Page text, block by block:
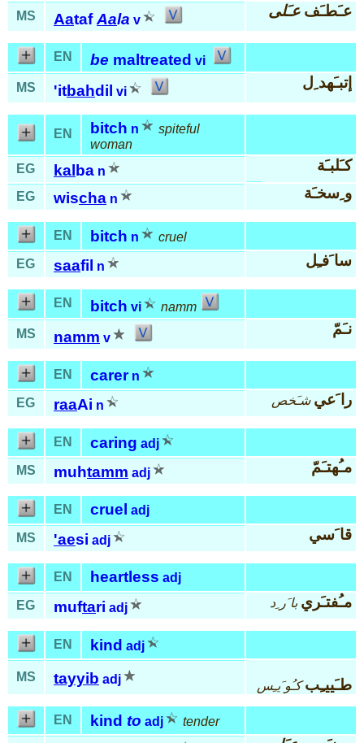
MS
AatafAala v
عـَطـَفعـَلى
EN be maltreated vi
MS
'itbahdil vi
إتبـَهد ِل
EN bitch n
spiteful
woman
EG
kal ba n كـَلبـَة
EG wischa n و ِسخـَة
EN bitch n
cruel
EG
saafil n سا َفـِل
EN bitch vi
namm
MS
namm v
نـَمّ
EN carer n
EG
raaAi n را َعي شـَخص
EN caring adj
MS
muhtamm adj مـُهتـَمّ
EN cruel adj
MS
'aesi adj قا َسي
EN heartless adj
EG
muftari adj مـُفتـَري با َر ِد
EN kind adj
MS tayyib adj طـَييـِب كـُو َيـِس
EN kind to adj
tender